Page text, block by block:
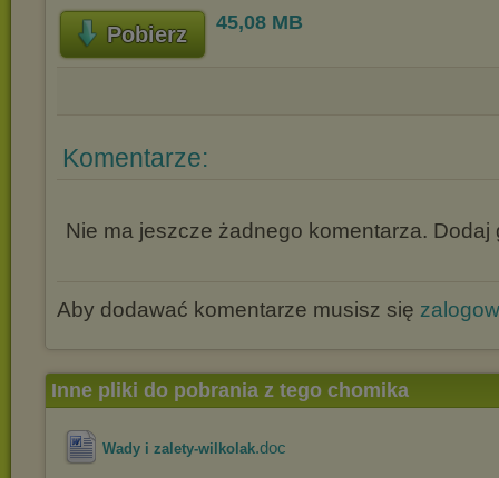
Pobierz 45,08 MB
Komentarze:
Nie ma jeszcze żadnego komentarza. Dodaj
Aby dodawać komentarze musisz się
Inne pliki do pobrania z tego chomika
Wady i zalety-wilkolak.doc